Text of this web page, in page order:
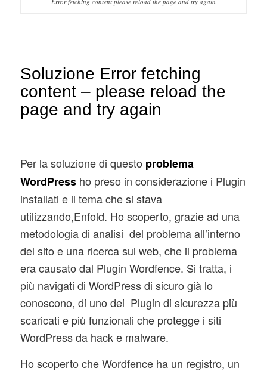
Soluzione Error fetching
content – please reload the
page and try again
Per la soluzione di questo problema
WordPressho preso in considerazione i Plugin
installati e il tema che si stava
utilizzando,Enfold. Ho scoperto, grazie ad una
metodologia di analisi del problema all’interno
del sito e una ricerca sul web, che il problema
era causato dal Plugin Wordfence. Si tratta, i
più navigati di WordPress di sicuro già lo
conoscono, di uno dei Plugin di sicurezza più
scaricati e più funzionali che protegge i siti
WordPress da hack e malware.
Ho scoperto che Wordfence ha un registro, un